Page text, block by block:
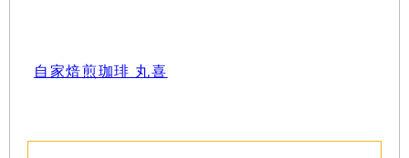
自家焙煎珈琲 丸喜